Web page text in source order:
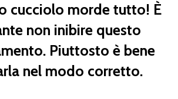
cucciolo morde tutto! È
non inibire questo
Piuttosto è bene
nel modo corretto.